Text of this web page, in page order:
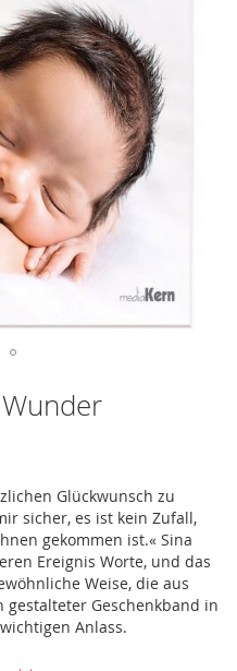
Glückwunsch zu
sicher, es ist kein Zufall,
gekommen ist.« Sina
Ereignis Worte, und das
Weise, die aus
Geschenkband in
Anlass.